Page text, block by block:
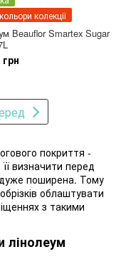
колекції
Beauflor Smartex Sugar
покриття -
визначити перед
поширена. Тому
облаштувати
з такими
лінолеум